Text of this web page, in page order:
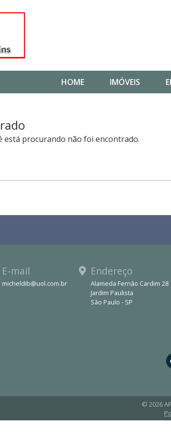
HOME IMÓVEIS
está procurando não foi encontrado.
E-mail
micheldib@uol.com.br
Endereço
Alameda Fernão Cardim 28
Jardim Paulista
São Paulo - SP
© 2026